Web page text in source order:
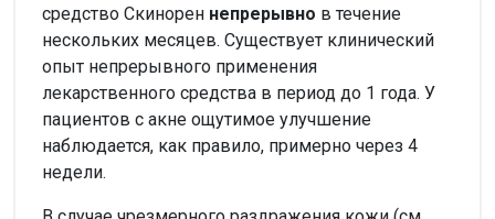
средство Скинорен непрерывно в течение
нескольких месяцев. Существует клинический
опыт непрерывного применения
лекарственного средства в период до 1 года. У
пациентов с акне ощутимое улучшение
наблюдается, как правило, примерно через 4
недели.